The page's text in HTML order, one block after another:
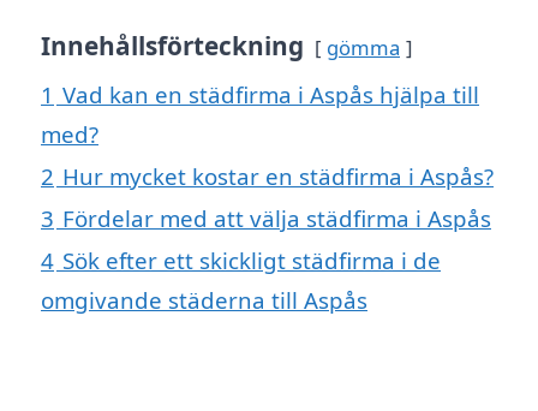
Innehållsförteckning gömma
1 Vad kan en städfirma i Aspås hjälpa till
med?
2 Hur mycket kostar en städfirma i Aspås?
3 Fördelar med att välja städfirma i Aspås
4 Sök efter ett skickligt städfirma i de
omgivande städerna till Aspås